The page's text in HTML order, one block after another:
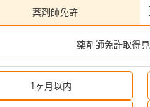
薬剤師免許
薬剤師免許取得見
1ヶ月以内